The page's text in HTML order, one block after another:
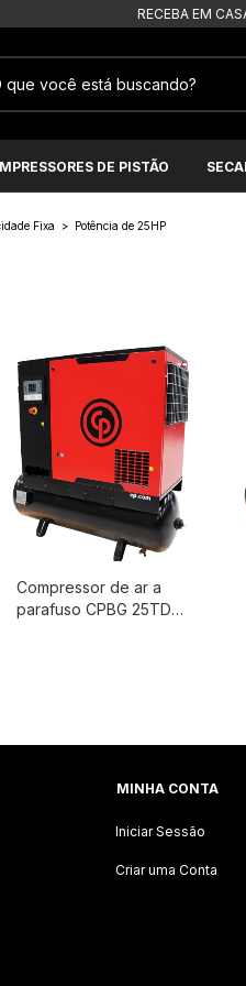
RECEBA EM
DE PISTÃO
Fixa > Potência de 25HP
Compressor de ar a
parafuso CPBG 25TD
MINHA CONTA
Iniciar Sessão
Criar uma Conta